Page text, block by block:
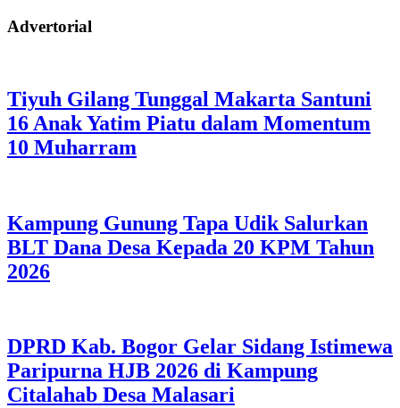
Advertorial
Tiyuh Gilang Tunggal Makarta Santuni
16 Anak Yatim Piatu dalam Momentum
10 Muharram
Kampung Gunung Tapa Udik Salurkan
BLT Dana Desa Kepada 20 KPM Tahun
2026
DPRD Kab. Bogor Gelar Sidang Istimewa
Paripurna HJB 2026 di Kampung
Citalahab Desa Malasari